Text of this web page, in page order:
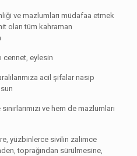
ve mazlumları müdafaa etmek
olan tüm kahraman
cennet, eylesin
acil şifalar nasip
ve hem de mazlumları
yüzbinlerce sivilin zalimce
toprağından sürülmesine,